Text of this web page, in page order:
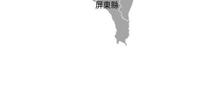
屏東縣